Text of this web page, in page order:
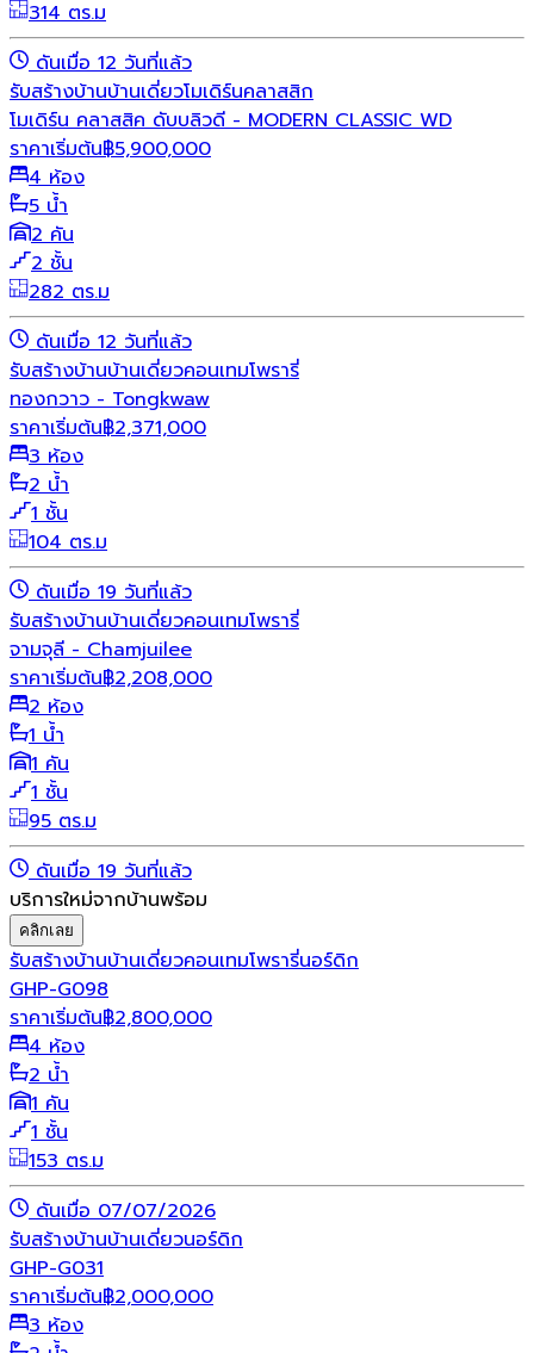
314 ตร.ม
ดันเมื่อ 12 วันที่แล้ว
รับสร้างบ้านบ้านเดี่ยวโมเดิร์นคลาสสิก
โมเดิร์น คลาสสิค ดับบลิวดี - MODERN CLASSIC WD
ราคาเริ่มต้น฿5,900,000
4 ห้อง
5 น้ำ
2 คัน
2 ชั้น
282 ตร.ม
ดันเมื่อ 12 วันที่แล้ว
รับสร้างบ้านบ้านเดี่ยวคอนเทมโพรารี่
ทองกวาว - Tongkwaw
ราคาเริ่มต้น฿2,371,000
3 ห้อง
2 น้ำ
1 ชั้น
104 ตร.ม
ดันเมื่อ 19 วันที่แล้ว
รับสร้างบ้านบ้านเดี่ยวคอนเทมโพรารี่
จามจุลี - Chamjuilee
ราคาเริ่มต้น฿2,208,000
2 ห้อง
1 น้ำ
1 คัน
1 ชั้น
95 ตร.ม
ดันเมื่อ 19 วันที่แล้ว
บริการใหม่จากบ้านพร้อม
คลิกเลย
รับสร้างบ้านบ้านเดี่ยวคอนเทมโพรารี่นอร์ดิก
GHP-G098
ราคาเริ่มต้น฿2,800,000
4 ห้อง
2 น้ำ
1 คัน
1 ชั้น
153 ตร.ม
ดันเมื่อ 07/07/2026
รับสร้างบ้านบ้านเดี่ยวนอร์ดิก
GHP-G031
ราคาเริ่มต้น฿2,000,000
3 ห้อง